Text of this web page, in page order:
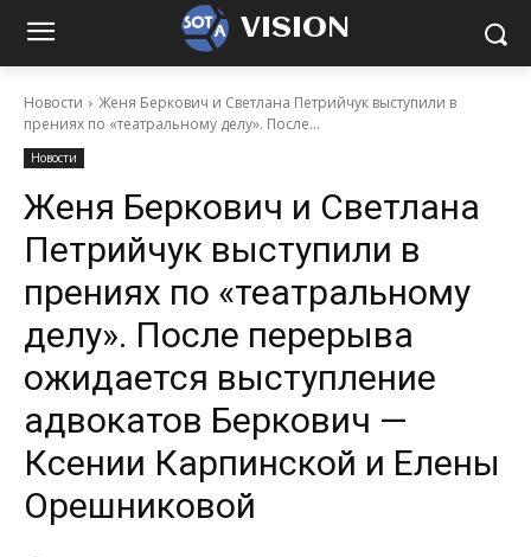
VISION
Новости
Женя Беркович и Светлана Петрийчук выступили в
прениях по «театральному делу». После...
Новости
Женя Беркович и Светлана
Петрийчук выступили в
прениях по «театральному
делу». После перерыва
ожидается выступление
адвокатов Беркович —
Ксении Карпинской и Елены
Орешниковой